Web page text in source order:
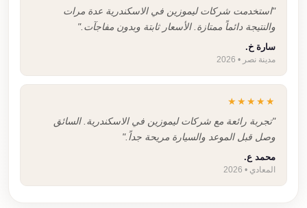
"استخدمت شركات ليموزين في الاسكندرية عدة مرات
والنتيجة دائماً ممتازة. الأسعار ثابتة وبدون مفاجآت."
سارة خ.
مدينة نصر • 2026
★★★★★
"تجربة رائعة مع شركات ليموزين في الاسكندرية. السائق
وصل قبل الموعد والسيارة مريحة جداً."
محمد ع.
المعادي • 2026